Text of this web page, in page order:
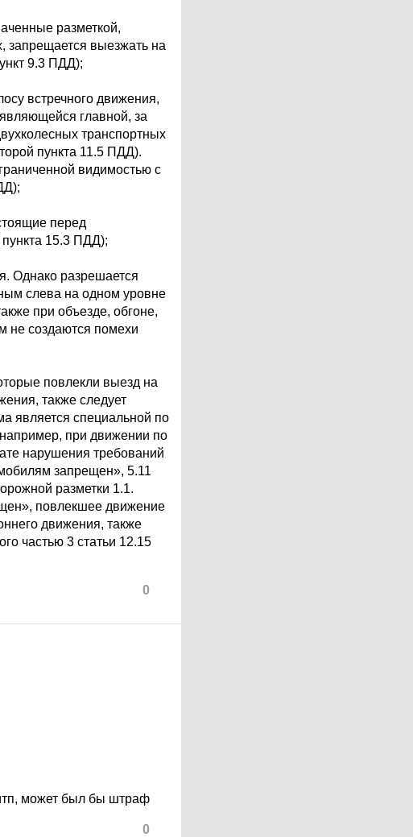
разметкой,
запрещается выезжать на
9.3 ПДД);
встречного движения,
главной, за
транспортных
пункта 11.5 ПДД).
видимостью с
перед
15.3 ПДД);
Однако разрешается
слева на одном уровне
при объезде, обгоне,
не создаются помехи
повлекли выезд на
также следует
является специальной по
при движении по
нарушения требований
запрещен», 5.11
разметки 1.1.
повлекшее движение
движения, также
частью 3 статьи 12.15
0
может был бы штраф
0